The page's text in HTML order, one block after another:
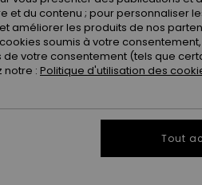
XS
Voir
du contenu ; pour personnaliser
améliorer les produits de nos
soumis à votre
votre consentement (tels que
notre : Politique d'utilisation des
Tout